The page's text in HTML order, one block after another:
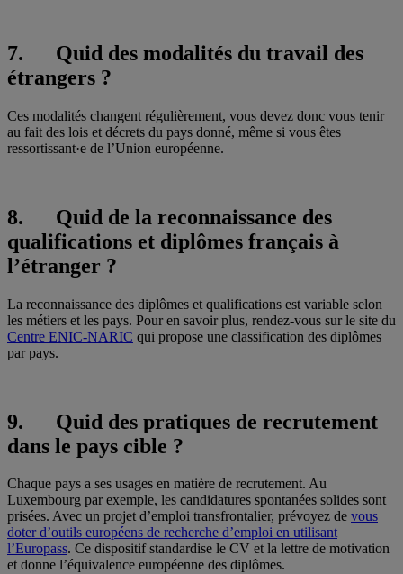
7. Quid des modalités du travail des
étrangers ?
Ces modalités changent régulièrement, vous devez donc vous tenir
au fait des lois et décrets du pays donné, même si vous êtes
ressortissant·e de l’Union européenne.
8. Quid de la reconnaissance des
qualifications et diplômes français à
l’étranger ?
La reconnaissance des diplômes et qualifications est variable selon
les métiers et les pays. Pour en savoir plus, rendez-vous sur le site du
Centre ENIC-NARIC qui propose une classification des diplômes
par pays.
9. Quid des pratiques de recrutement
dans le pays cible ?
Chaque pays a ses usages en matière de recrutement. Au
Luxembourg par exemple, les candidatures spontanées solides sont
prisées. Avec un projet d’emploi transfrontalier, prévoyez de vous
doter d’outils européens de recherche d’emploi en utilisant
l’Europass. Ce dispositif standardise le CV et la lettre de motivation
et donne l’équivalence européenne des diplômes.